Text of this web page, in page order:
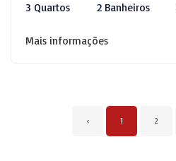
3 Quartos 2 Banheiros
Mais informações
‹ 1 2